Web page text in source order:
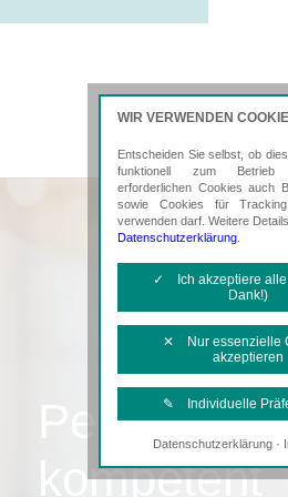
Persönlich,
kompetent
WIR VERWENDEN
Entscheiden Sie selbst, ob
funktionell zum
erforderlichen Cookies auch
sowie Cookies für
verwenden darf. Weitere
Datenschutzerklärung
✓ Ich akzeptiere
Dank!)
✕ Nur essenzielle
akzeptieren
✎ Individuelle
Notwendige
Diese Cookies sind
Datenschutzerklärung·